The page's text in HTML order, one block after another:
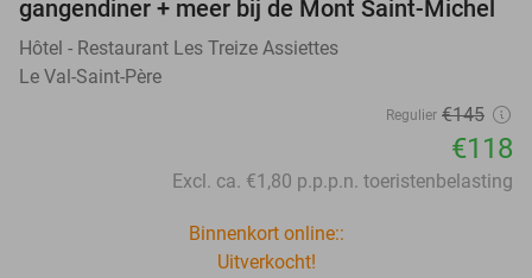
gangendiner + meer bij de Mont Saint-Michel
Hôtel - Restaurant Les Treize Assiettes
Le Val-Saint-Père
Regulier €145
€118
Excl. ca. €1,80 p.p.p.n. toeristenbelasting
Binnenkort online::
Uitverkocht!